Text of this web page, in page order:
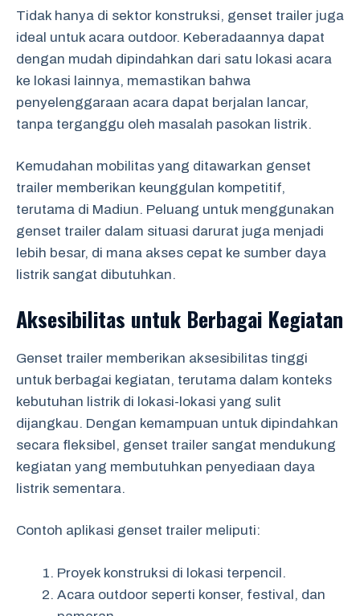
Tidak hanya di sektor konstruksi, genset trailer juga
ideal untuk acara outdoor. Keberadaannya dapat
dengan mudah dipindahkan dari satu lokasi acara
ke lokasi lainnya, memastikan bahwa
penyelenggaraan acara dapat berjalan lancar,
tanpa terganggu oleh masalah pasokan listrik.
Kemudahan mobilitas yang ditawarkan genset
trailer memberikan keunggulan kompetitif,
terutama di Madiun. Peluang untuk menggunakan
genset trailer dalam situasi darurat juga menjadi
lebih besar, di mana akses cepat ke sumber daya
listrik sangat dibutuhkan.
Aksesibilitas untuk Berbagai Kegiatan
Genset trailer memberikan aksesibilitas tinggi
untuk berbagai kegiatan, terutama dalam konteks
kebutuhan listrik di lokasi-lokasi yang sulit
dijangkau. Dengan kemampuan untuk dipindahkan
secara fleksibel, genset trailer sangat mendukung
kegiatan yang membutuhkan penyediaan daya
listrik sementara.
Contoh aplikasi genset trailer meliputi:
Proyek konstruksi di lokasi terpencil.
Acara outdoor seperti konser, festival, dan